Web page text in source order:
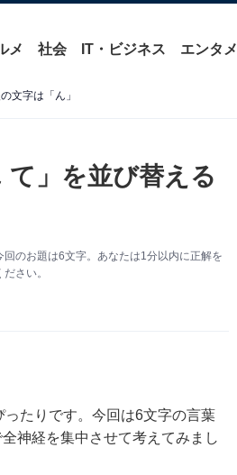
メ 社会 IT・ビジネス エンタメ
文字は「ん」
て」を並び替える
のお題は6文字。あなたは1分以内に正解を
さい。
たりです。今回は6文字の言葉
神経を集中させて考えてみまし